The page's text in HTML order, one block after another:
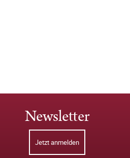
Newsletter
Jetzt anmelden